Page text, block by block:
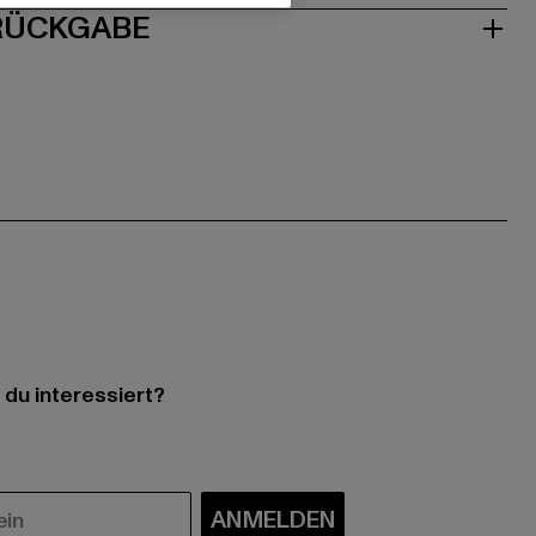
interessiert?
ANMELDEN